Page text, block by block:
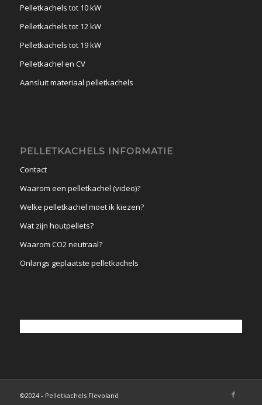
Pelletkachels tot 10 kW
Pelletkachels tot 12 kW
Pelletkachels tot 19 kW
Pelletkachel en CV
Aansluit materiaal pelletkachels
PELLETKACHELS INFORMATIE
Contact
Waarom een pelletkachel (video)?
Welke pelletkachel moet ik kiezen?
Wat zijn houtpellets?
Waarom CO2 neutraal?
Onlangs geplaatste pelletkachels
©2024 - Pelletkachels Flevoland